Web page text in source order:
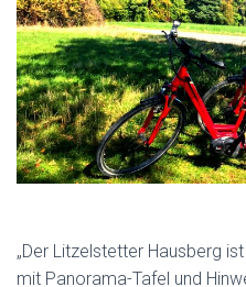
„Der Litzelstetter Hausberg
mit Panorama-Tafel und